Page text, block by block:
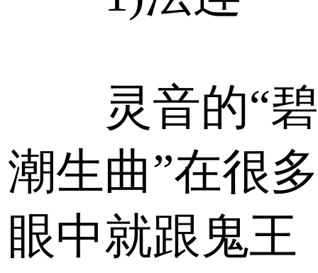
灵音的“
潮生曲”在很
眼中就跟鬼王